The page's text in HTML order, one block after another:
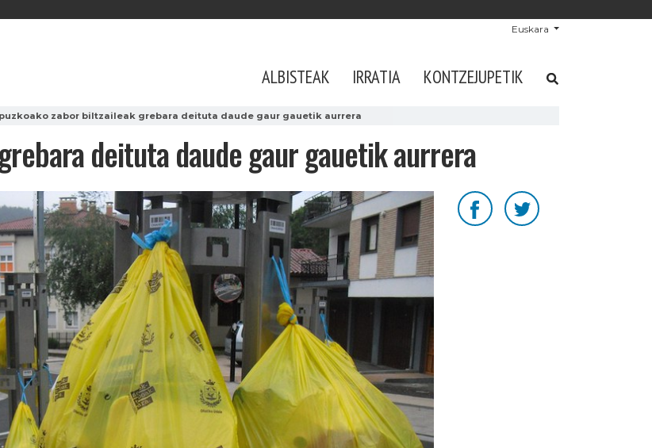
Euskara
ALBISTEAK IRRATIA KONTZEJUPETIK
zabor biltzaileak grebara deituta daude gaur gauetik aurrera
deituta daude gaur gauetik aurrera